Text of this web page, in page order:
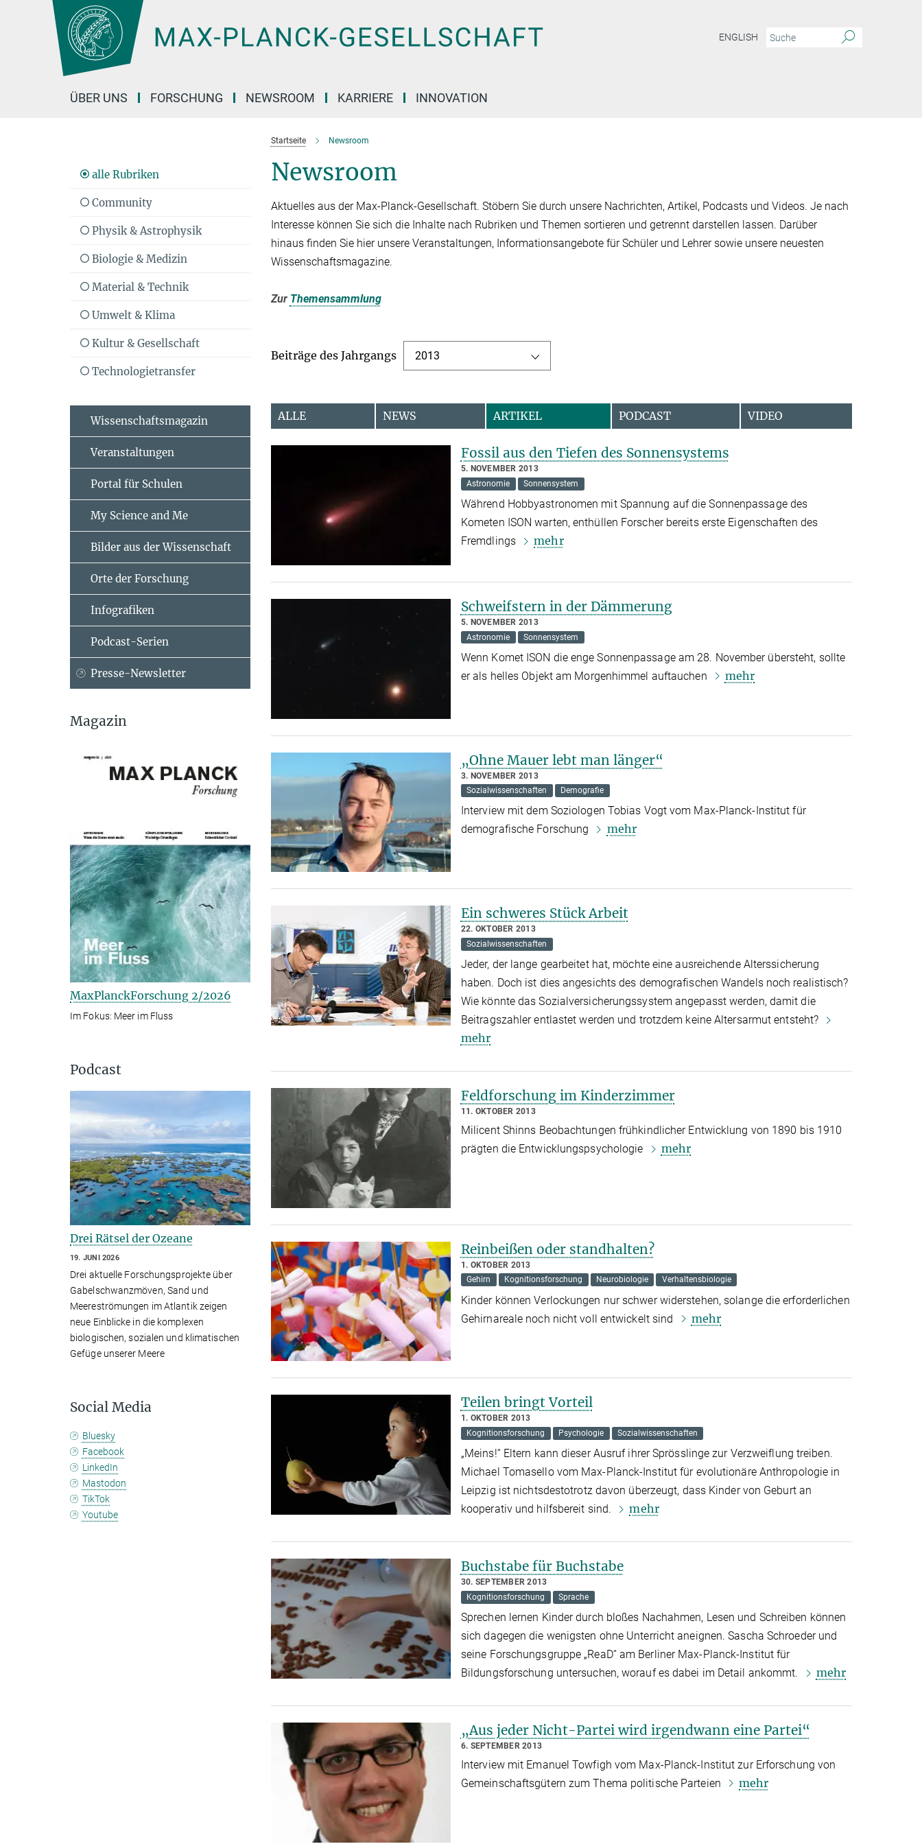
Hauptinhalt
ENGLISH
ÜBER UNS FORSCHUNG NEWSROOM KARRIERE INNOVATION
Startseite Newsroom
Newsroom
Aktuelles aus der Max-Planck-Gesellschaft. Stöbern Sie durch unsere Nachrichten, Artikel, Podcasts und Videos. Je nach
Interesse können Sie sich die Inhalte nach Rubriken und Themen sortieren und getrennt darstellen lassen. Darüber
hinaus finden Sie hier unsere Veranstaltungen, Informationsangebote für Schüler und Lehrer sowie unsere neuesten
Wissenschaftsmagazine.
Zur Themensammlung
Beiträge des Jahrgangs 2013
ALLE NEWS ARTIKEL PODCAST VIDEO
Fossil aus den Tiefen des Sonnensystems
5. NOVEMBER 2013
Astronomie
Sonnensystem
Während Hobbyastronomen mit Spannung auf die Sonnenpassage des
Kometen ISON warten, enthüllen Forscher bereits erste Eigenschaften des
Fremdlings
mehr
Schweifstern in der Dämmerung
5. NOVEMBER 2013
Astronomie
Sonnensystem
Wenn Komet ISON die enge Sonnenpassage am 28. November übersteht, sollte
er als helles Objekt am Morgenhimmel auftauchen
mehr
„Ohne Mauer lebt man länger“
3. NOVEMBER 2013
Sozialwissenschaften
Demografie
Interview mit dem Soziologen Tobias Vogt vom Max-Planck-Institut für
demografische Forschung
mehr
Ein schweres Stück Arbeit
22. OKTOBER 2013
Sozialwissenschaften
Jeder, der lange gearbeitet hat, möchte eine ausreichende Alterssicherung
haben. Doch ist dies angesichts des demografischen Wandels noch realistisch?
Wie könnte das Sozialversicherungssystem angepasst werden, damit die
Beitragszahler entlastet werden und trotzdem keine Altersarmut entsteht?
mehr
Feldforschung im Kinderzimmer
11. OKTOBER 2013
Milicent Shinns Beobachtungen frühkindlicher Entwicklung von 1890 bis 1910
prägten die Entwicklungspsychologie
mehr
Reinbeißen oder standhalten?
1. OKTOBER 2013
Gehirn
Kognitionsforschung Neurobiologie Verhaltensbiologie
Kinder können Verlockungen nur schwer widerstehen, solange die erforderlichen
Gehirnareale noch nicht voll entwickelt sind
mehr
Teilen bringt Vorteil
1. OKTOBER 2013
Kognitionsforschung
Psychologie Sozialwissenschaften
„Meins!“ Eltern kann dieser Ausruf ihrer Sprösslinge zur Verzweiflung treiben.
Michael Tomasello vom Max-Planck-Institut für evolutionäre Anthropologie in
Leipzig ist nichtsdestotrotz davon überzeugt, dass Kinder von Geburt an
kooperativ und hilfsbereit sind.
mehr
Buchstabe für Buchstabe
30. SEPTEMBER 2013
Kognitionsforschung
Sprache
Sprechen lernen Kinder durch bloßes Nachahmen, Lesen und Schreiben können
sich dagegen die wenigsten ohne Unterricht aneignen. Sascha Schroeder und
seine Forschungsgruppe „ReaD“ am Berliner Max-Planck-Institut für
Bildungsforschung untersuchen, worauf es dabei im Detail ankommt.
mehr
„Aus jeder Nicht-Partei wird irgendwann eine Partei“
6. SEPTEMBER 2013
Interview mit Emanuel Towfigh vom Max-Planck-Institut zur Erforschung von
Gemeinschaftsgütern zum Thema politische Parteien
mehr
alle Rubriken
Community
Physik & Astrophysik
Biologie & Medizin
Material & Technik
Umwelt & Klima
Kultur & Gesellschaft
Technologietransfer
Wissenschaftsmagazin
Veranstaltungen
Portal für Schulen
My Science and Me
Bilder aus der Wissenschaft
Orte der Forschung
Infografiken
Podcast-Serien
Presse-Newsletter
Magazin
MaxPlanckForschung 2/2026
Im Fokus: Meer im Fluss
Podcast
Drei Rätsel der Ozeane
19. JUNI 2026
Drei aktuelle Forschungsprojekte über
Gabelschwanzmöven, Sand und
Meereströmungen im Atlantik zeigen
neue Einblicke in die komplexen
biologischen, sozialen und klimatischen
Gefüge unserer Meere
Social Media
Bluesky
Facebook
LinkedIn
Mastodon
TikTok
Youtube